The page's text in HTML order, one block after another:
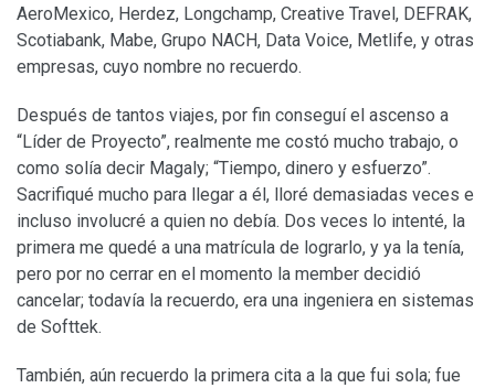
AeroMexico, Herdez, Longchamp, Creative Travel, DEFRAK,
Scotiabank, Mabe, Grupo NACH, Data Voice, Metlife, y otras
empresas, cuyo nombre no recuerdo.
Después de tantos viajes, por fin conseguí el ascenso a
“Líder de Proyecto”, realmente me costó mucho trabajo, o
como solía decir Magaly; “Tiempo, dinero y esfuerzo”.
Sacrifiqué mucho para llegar a él, lloré demasiadas veces e
incluso involucré a quien no debía. Dos veces lo intenté, la
primera me quedé a una matrícula de lograrlo, y ya la tenía,
pero por no cerrar en el momento la member decidió
cancelar; todavía la recuerdo, era una ingeniera en sistemas
de Softtek.
También, aún recuerdo la primera cita a la que fui sola; fue